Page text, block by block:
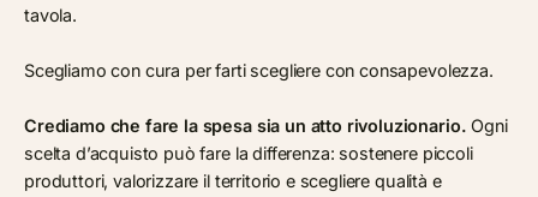
tavola.
Scegliamo con cura per farti scegliere con consapevolezza.
Crediamo che fare la spesa sia un atto rivoluzionario.Ogni
scelta d’acquisto può fare la differenza: sostenere piccoli
produttori, valorizzare il territorio e scegliere qualità e